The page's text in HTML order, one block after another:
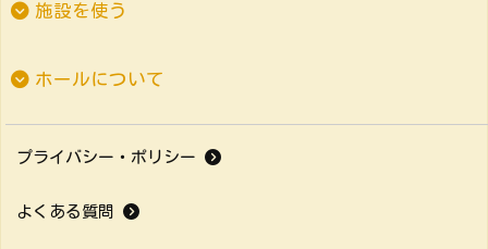
施設を使う
ホールについて
プライバシー・ポリシー
よくある質問